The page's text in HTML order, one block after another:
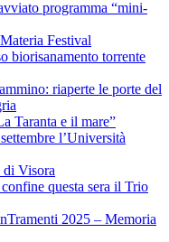
programma “mini-
Festival
biorisanamento torrente
riaperte le porte del
Taranta e il mare”
l’Università
di Visora
questa sera il Trio
2025 – Memoria